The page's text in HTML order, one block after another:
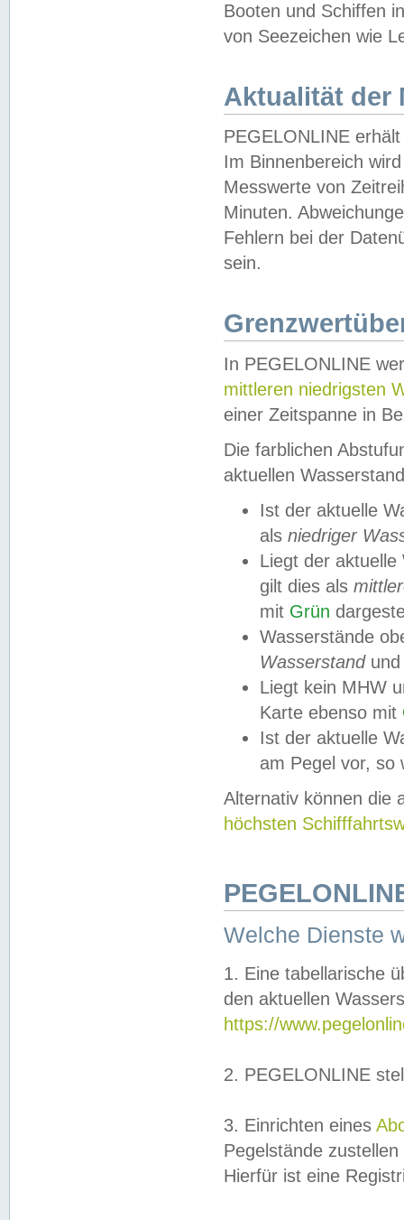
Booten und Schiffen
von Seezeichen wie
Aktualität der
PEGELONLINE
Im Binnenbereich
Messwerte von
Minuten.
Fehlern bei der
sein.
In PEGELONLINE
mittleren niedrigsten
einer Zeitspanne in
Die farblichen
aktuellen
Ist der aktuelle
als niedriger
Liegt der
gilt dies als
mit Grün
Wasserstände
Wasserstandund
Liegt kein MHW
Karte ebenso mit
Ist der aktuelle
am Pegel vor,
Alternativ können die
höchsten
Welche Dienste
1. Eine tabellarische
den aktuellen
https://
2. PEGELONLINE
3. Einrichten eines
Pegelstände
Hierfür ist eine